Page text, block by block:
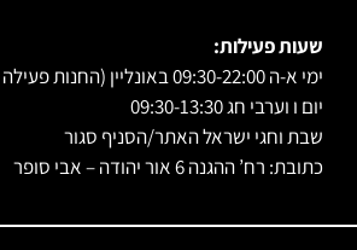
שעות פעילות:
ימי א-ה 09:30-22:00 באונליין (החנות פעילה להגעה עד 19:00)
יום ו וערבי חג 09:30-13:30
שבת וחגי ישראל האתר/הסניף סגור
כתובת: רח’ ההגנה 6 אור יהודה – אבי סופר